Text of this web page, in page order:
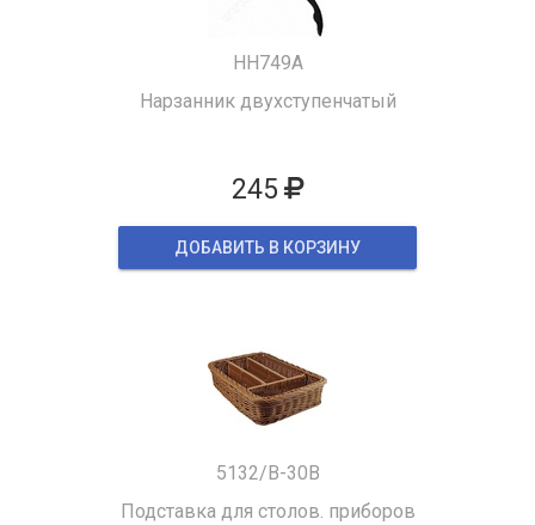
HH749A
Нарзанник двухступенчатый
245
ДОБАВИТЬ В КОРЗИНУ
5132/B-30B
Подставка для столов. приборов